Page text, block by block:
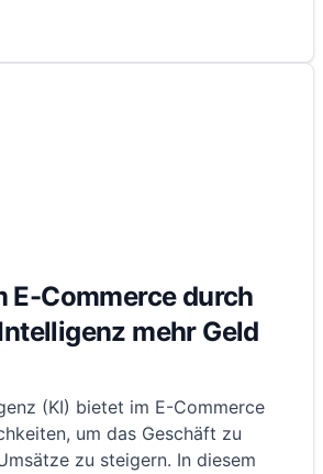
E-Commerce durch
mehr Geld
(KI) bietet im E-Commerce
um das Geschäft zu
zu steigern. In diesem